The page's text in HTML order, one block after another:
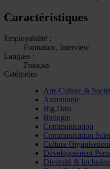
Caractéristiques
Employabilité :
Formation, Interview
Langues :
Français
Catégories
Arts Culture &
Astronomie
Big Data
Biologie
Communication
Communication
Culture
Développement
Diversité & Inclusion